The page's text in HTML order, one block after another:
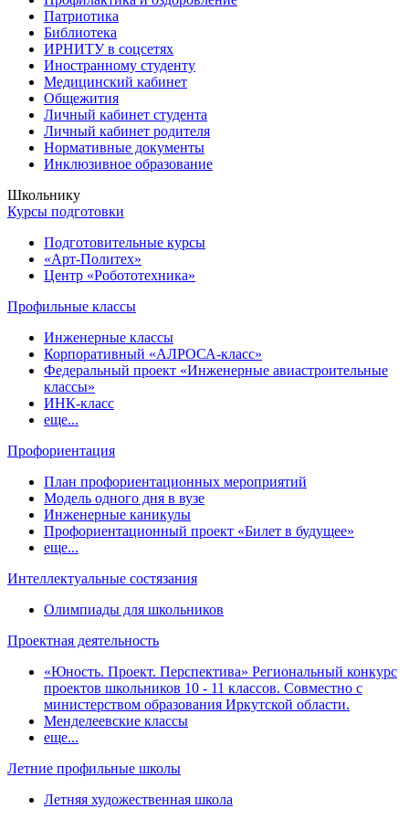
Патриотика
Библиотека
ИРНИТУ в соцсетях
Иностранному студенту
Медицинский кабинет
Общежития
Личный кабинет студента
Личный кабинет родителя
Нормативные документы
Инклюзивное образование
Школьнику
Курсы подготовки
Подготовительные курсы
«Арт-Политех»
Центр «Робототехника»
Профильные классы
Инженерные классы
Корпоративный «АЛРОСА-класс»
Федеральный проект «Инженерные авиастроительные
классы»
ИНК-класс
еще...
Профориентация
План профориентационных мероприятий
Модель одного дня в вузе
Инженерные каникулы
Профориентационный проект «Билет в будущее»
еще...
Интеллектуальные состязания
Олимпиады для школьников
Проектная деятельность
«Юность. Проект. Перспектива» Региональный конкурс
проектов школьников 10 - 11 классов. Совместно с
министерством образования Иркутской области.
Менделеевские классы
еще...
Летние профильные школы
Летняя художественная школа